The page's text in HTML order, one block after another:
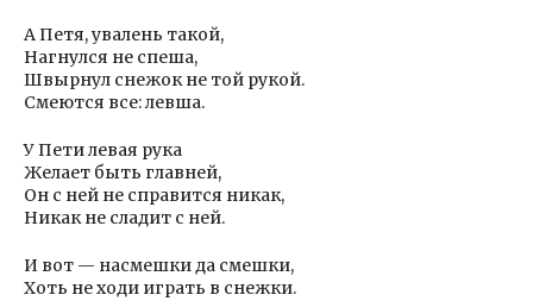
А Петя, увалень такой,
Нагнулся не спеша,
Швырнул снежок не той рукой.
Смеются все: левша.
У Пети левая рука
Желает быть главней,
Он с ней не справится никак,
Никак не сладит с ней.
И вот — насмешки да смешки,
Хоть не ходи играть в снежки.